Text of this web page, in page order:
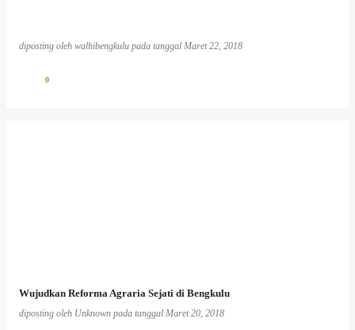
diposting oleh walhibengkulu pada tanggal Maret 22, 2018
0
Wujudkan Reforma Agraria Sejati di Bengkulu
diposting oleh Unknown pada tanggal Maret 20, 2018